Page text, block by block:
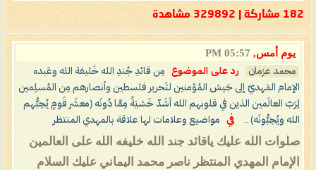
182 مشاركة | 329892 مشاهدة
يوم أمس, 05:57 PM
محمد عزمان رد على الموضوع
مِن قائدِ جُندِ الله خَليفة الله وعَبده
الإمام المَهديّ إلى جَيش المُؤمنين لتَحرير فلسطين وأنصارهم مِن المُسلِمين
لِرَبّ العالَمين الذين في قلوبهم الله أشَدّ خَشيَةً مِمَّا دُونَه (معشَر قَومٍ يُحِبُّهم
الله ويُحِبُّونَه) ..
في مواضيع وعلامات لها علاقة بالمهدي المنتظر
صلوات الله عليك ياقائد جند الله خليفه الله على العالمين
الإمام المهدي المنتظر ناصر محمد اليماني عليك السلام